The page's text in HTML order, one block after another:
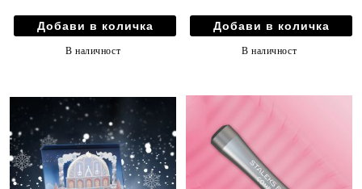
В наличност В наличност